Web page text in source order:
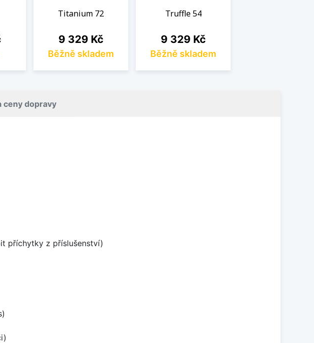
Titanium 72
Cena
9 329 Kč
Běžně skladem
Truffle 54
Cena
9 329 Kč
Běžně skladem
ceny dopravy
příchytky z příslušenství)